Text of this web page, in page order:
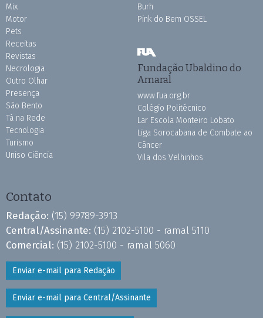
Mix
Motor
Pets
Receitas
Revistas
Necrologia
Outro Olhar
Presença
São Bento
Tá na Rede
Tecnologia
Turismo
Uniso Ciência
Burh
Pink do Bem OSSEL
Fundação Ubaldino do
Amaral
www.fua.org.br
Colégio Politécnico
Lar Escola Monteiro Lobato
Liga Sorocabana de Combate ao
Câncer
Vila dos Velhinhos
Contato
Redação: (15) 99789-3913
Central/Assinante: (15) 2102-5100 - ramal 5110
Comercial: (15) 2102-5100 - ramal 5060
Enviar e-mail para Redação
Enviar e-mail para Central/Assinante